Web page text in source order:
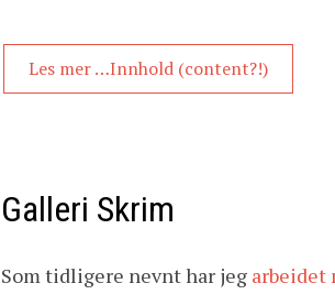
Les mer …Innhold (content?!)
Galleri Skrim
Som tidligere nevnt har jeg arbeidet